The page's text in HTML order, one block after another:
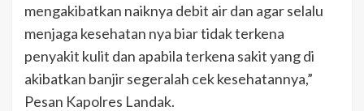
mengakibatkan naiknya debit air dan agar selalu
menjaga kesehatan nya biar tidak terkena
penyakit kulit dan apabila terkena sakit yang di
akibatkan banjir segeralah cek kesehatannya,”
Pesan Kapolres Landak.